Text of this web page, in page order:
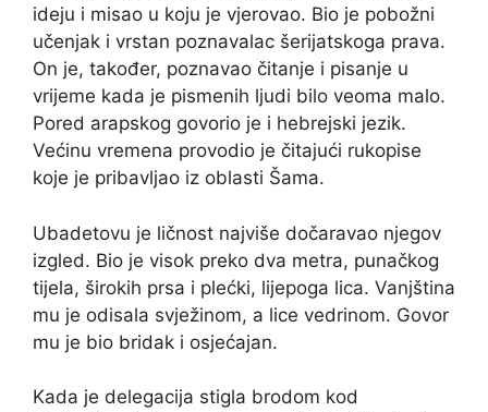
ideju i misao u koju je vjerovao. Bio je pobožni
učenjak i vrstan poznavalac šerijatskoga prava.
On je, također, poznavao čitanje i pisanje u
vrijeme kada je pismenih ljudi bilo veoma malo.
Pored arapskog govorio je i hebrejski jezik.
Većinu vremena provodio je čitajući rukopise
koje je pribavljao iz oblasti Šama.
Ubadetovu je ličnost najviše dočaravao njegov
izgled. Bio je visok preko dva metra, punačkog
tijela, širokih prsa i plećki, lijepoga lica. Vanjština
mu je odisala svježinom, a lice vedrinom. Govor
mu je bio bridak i osjećajan.
Kada je delegacija stigla brodom kod